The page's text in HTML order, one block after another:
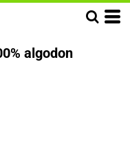
algodon